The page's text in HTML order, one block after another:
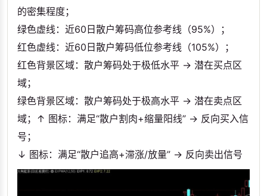
的密集程度；
绿色虚线：近60日散户筹码高位参考线（95%）；
红色虚线：近60日散户筹码低位参考线（105%）；
红色背景区域：散户筹码处于极低水平 → 潜在买点区
域；
绿色背景区域：散户筹码处于极高水平 → 潜在卖点区
域；↑ 图标：满足“散户割肉+缩量阳线” → 反向买入信
号；
↓ 图标：满足“散户追高+滞涨/放量” → 反向卖出信号